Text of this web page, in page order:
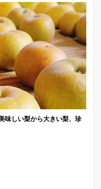
味しい梨から大きい梨、珍